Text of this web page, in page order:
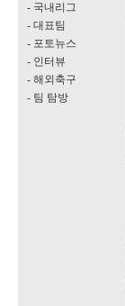
- 국내리그
- 대표팀
- 포토뉴스
- 인터뷰
- 해외축구
- 팀 탐방